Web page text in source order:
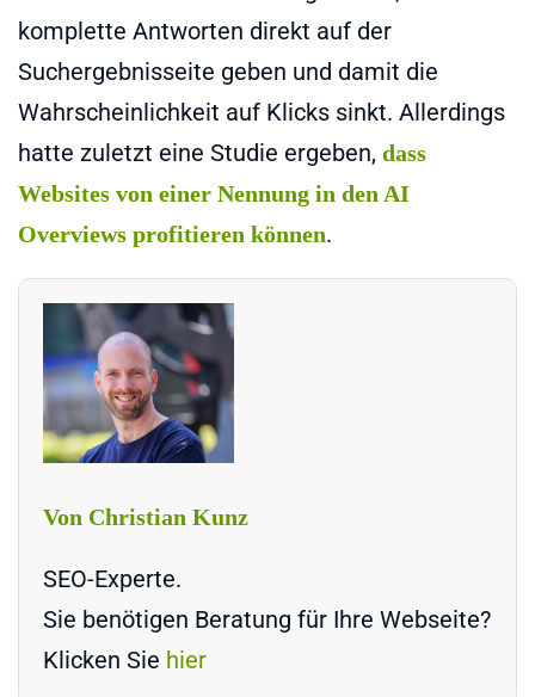
komplette Antworten direkt auf der
Suchergebnisseite geben und damit die
Wahrscheinlichkeit auf Klicks sinkt. Allerdings
hatte zuletzt eine Studie ergeben, dass
Websites von einer Nennung in den AI
Overviews profitieren können.
Von Christian Kunz
SEO-Experte.
Sie benötigen Beratung für Ihre Webseite?
Klicken Sie hier